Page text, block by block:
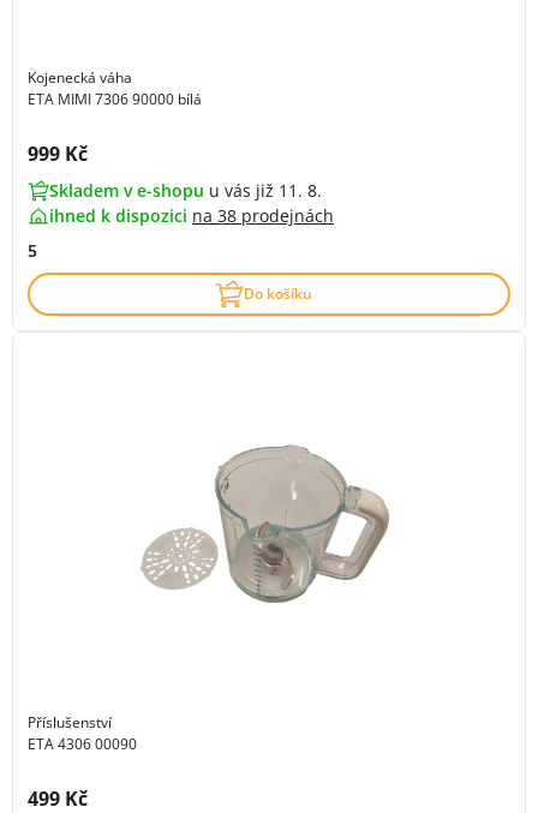
Kojenecká váha
ETA MIMI 7306 90000 bílá
Cena s DPH:
999 Kč
Skladem v e-shopu u vás již 11. 8.
ihned k dispozici na 38 prodejnách
5
Do košíku
Příslušenství
ETA 4306 00090
Cena s DPH:
499 Kč